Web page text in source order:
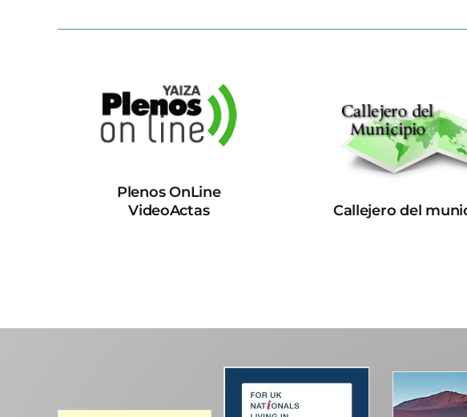
Plenos OnLine
VideoActas
Callejero del